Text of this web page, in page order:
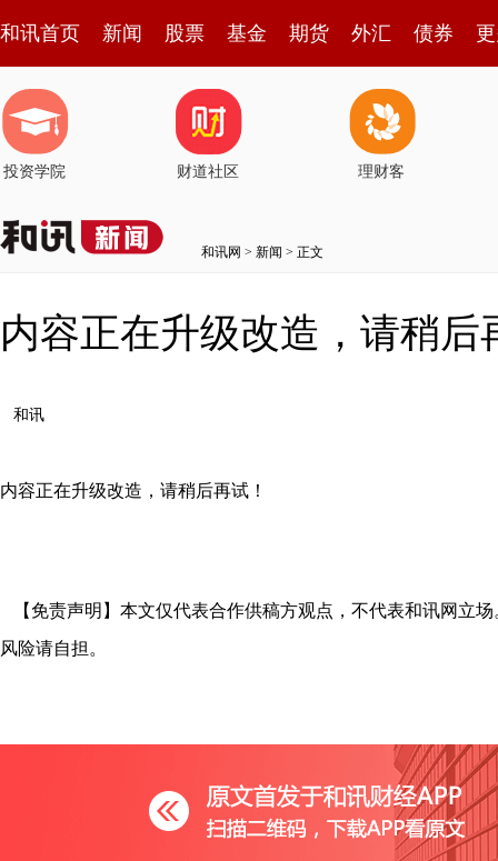
和讯首页 新闻 股票 基金 期货 外汇 债券
投资学院 财道社区 理财客
和讯网 > 新闻 > 正文
内容正在升级改造，请稍后
和讯
内容正在升级改造，请稍后再试！
【免责声明】本文仅代表合作供稿方观点，不代表和讯网立
风险请自担。